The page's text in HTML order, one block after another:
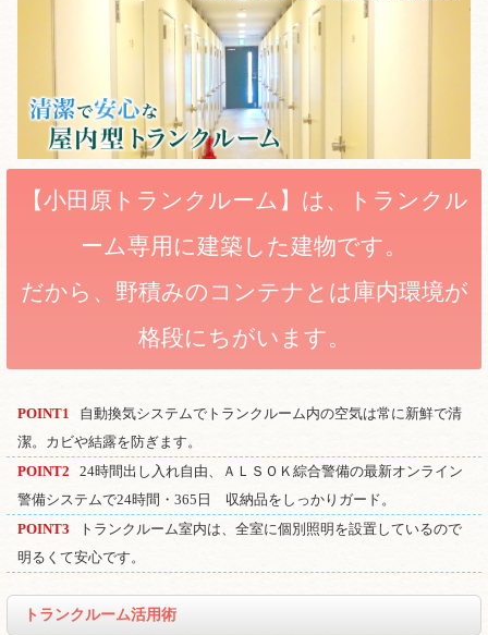
【小田原トランクルーム】は、トランクル
ーム専用に建築した建物です。
だから、野積みのコンテナとは庫内環境が
格段にちがいます。
POINT1
自動換気システムでトランクルーム内の空気は常に新鮮で清
潔。カビや結露を防ぎます。
POINT2 24時間出し入れ自由、ＡＬＳＯＫ綜合警備の最新オンライン
警備システムで24時間・365日 収納品をしっかりガード。
POINT3 トランクルーム室内は、全室に個別照明を設置しているので
明るくて安心です。
トランクルーム活用術